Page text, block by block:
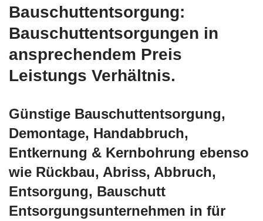
Bauschuttentsorgung:
Bauschuttentsorgungen in
ansprechendem Preis
Leistungs Verhältnis.
Günstige Bauschuttentsorgung,
Demontage, Handabbruch,
Entkernung & Kernbohrung ebenso
wie Rückbau, Abriss, Abbruch,
Entsorgung, Bauschutt
Entsorgungsunternehmen in für